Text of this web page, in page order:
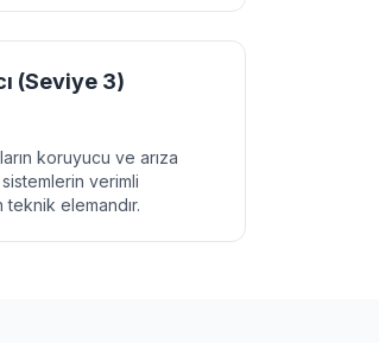
(Seviye 3)
koruyucu ve arıza
sistemlerin verimli
teknik elemandır.